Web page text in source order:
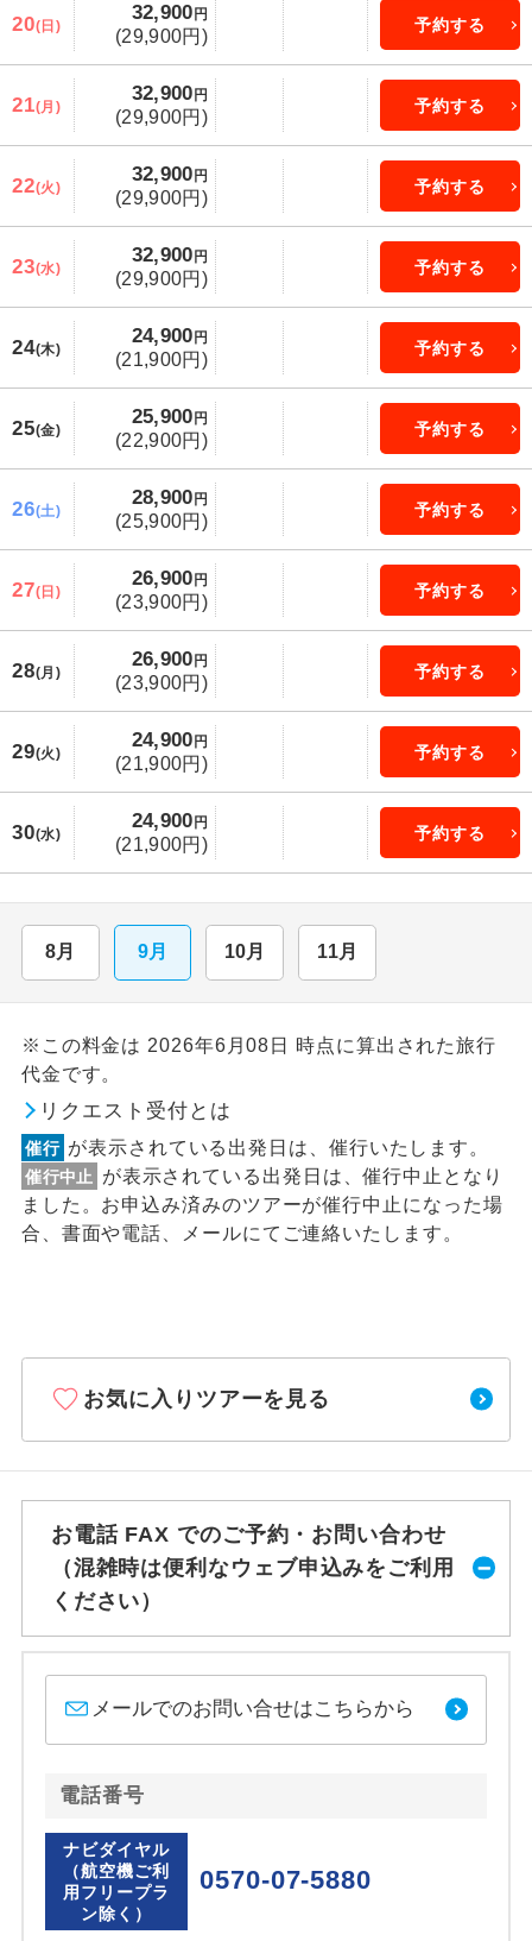
20(日)
32,900 円
(29,900円)
予約する
21(月)
32,900 円
(29,900円)
予約する
22(火)
32,900 円
(29,900円)
予約する
23(水)
32,900 円
(29,900円)
予約する
24(木)
24,900 円
(21,900円)
予約する
25(金)
25,900 円
(22,900円)
予約する
26(土)
28,900 円
(25,900円)
予約する
27(日)
26,900 円
(23,900円)
予約する
28(月)
26,900 円
(23,900円)
予約する
29(火)
24,900 円
(21,900円)
予約する
30(水)
24,900 円
(21,900円)
予約する
8月 9月 10月 11月
※この料金は 2026年6月08日 時点に算出された旅行
代金です。
リクエスト受付とは
催行 が表示されている出発日は、催行いたします。
催行中止
が表示されている出発日は、催行中止となり
ました。お申込み済みのツアーが催行中止になった場
合、書面や電話、メールにてご連絡いたします。
お気に入りツアーを見る
お電話 FAX でのご予約・お問い合わせ
（混雑時は便利なウェブ申込みをご利用
ください）
メールでのお問い合せはこちらから
電話番号
ナビダイヤル
（航空機ご利
用フリープラ
ン除く）
0570-07-5880